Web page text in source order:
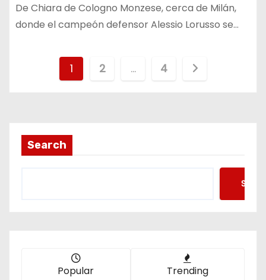
De Chiara de Cologno Monzese, cerca de Milán,
donde el campeón defensor Alessio Lorusso se…
i
ó
1 2 … 4
Search
Popular Trending